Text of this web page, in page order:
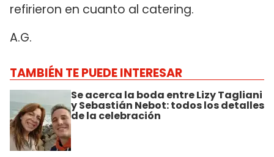
refirieron en cuanto al catering.
A.G.
TAMBIÉN TE PUEDE INTERESAR
Se acerca la boda entre Lizy Tagliani
y Sebastián Nebot: todos los detalles
de la celebración